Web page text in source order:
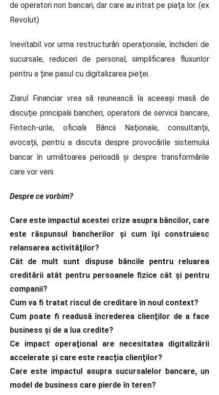
de operatori non bancari, dar care au intrat pe piaţa lor. (ex
Revolut)
Inevitabil vor urma restructurări operaţionale, închideri de
sucursale, reduceri de personal, simplificarea fluxurilor
pentru a ţine pasul cu digitalizarea pieţei.
Ziarul Financiar vrea să reunească la aceeaşi masă de
discuţie principalii bancheri, operatorii de servicii bancare,
Fintech-urile, oficialii Băncii Naţionale, consultanţii,
avocaţii, pentru a discuta despre provocările sistemului
bancar în următoarea perioadă şi despre transformările
care vor veni.
Despre ce vorbim?
Care este impactul acestei crize asupra băncilor, care
este răspunsul bancherilor şi cum îşi construiesc
relansarea activităţilor?
Cât de mult sunt dispuse băncile pentru reluarea
creditării atât pentru persoanele fizice cât şi pentru
companii?
Cum va fi tratat riscul de creditare în noul context?
Cum poate fi readusă încrederea clienţilor de a face
business şi de a lua credite?
Ce impact operaţional are necesitatea digitalizării
accelerate şi care este reacţia clienţilor?
Care este impactul asupra sucursalelor bancare, un
model de business care pierde în teren?